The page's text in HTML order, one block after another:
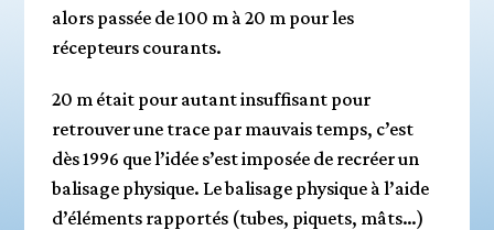
alors passée de 100 m à 20 m pour les
récepteurs courants.
20 m était pour autant insuffisant pour
retrouver une trace par mauvais temps, c’est
dès 1996 que l’idée s’est imposée de recréer un
balisage physique. Le balisage physique à l’aide
d’éléments rapportés (tubes, piquets, mâts…)